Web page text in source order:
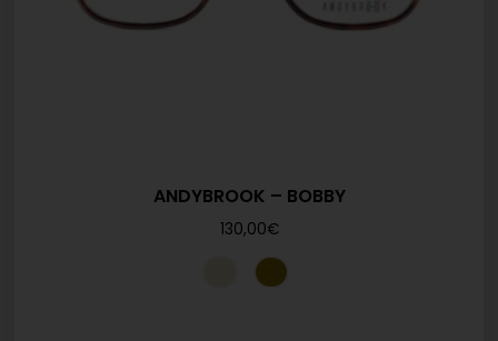
ANDYBROOK – BOBBY
130,00€